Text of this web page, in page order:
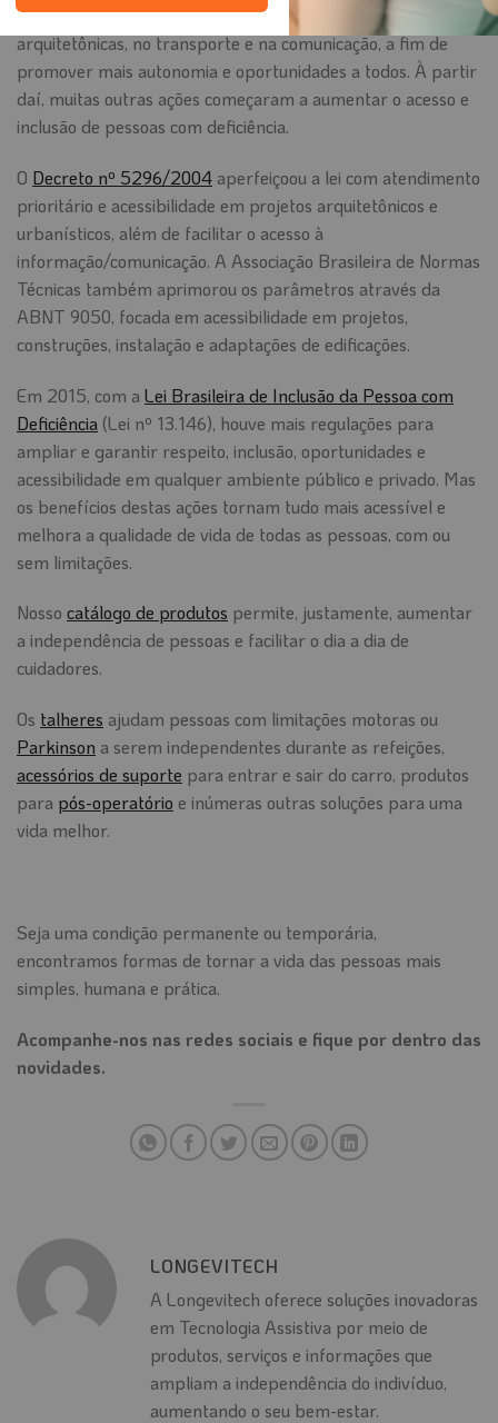
(lei nº 10.098) com objetivo de tirar barreiras urbanas,
arquitetônicas, no transporte e na comunicação, a fim de
promover mais autonomia e oportunidades a todos. À partir
daí, muitas outras ações começaram a aumentar o acesso e
inclusão de pessoas com deficiência.
O Decreto nº 5296/2004 aperfeiçoou a lei com atendimento
prioritário e acessibilidade em projetos arquitetônicos e
urbanísticos, além de facilitar o acesso à
informação/comunicação. A Associação Brasileira de Normas
Técnicas também aprimorou os parâmetros através da
ABNT 9050, focada em acessibilidade em projetos,
construções, instalação e adaptações de edificações.
Em 2015, com a Lei Brasileira de Inclusão da Pessoa com
Deficiência (Lei nº 13.146), houve mais regulações para
ampliar e garantir respeito, inclusão, oportunidades e
acessibilidade em qualquer ambiente público e privado. Mas
os benefícios destas ações tornam tudo mais acessível e
melhora a qualidade de vida de todas as pessoas, com ou
sem limitações.
Nosso catálogo de produtos permite, justamente, aumentar
a independência de pessoas e facilitar o dia a dia de
cuidadores.
Os talheres ajudam pessoas com limitações motoras ou
Parkinson a serem independentes durante as refeições,
acessórios de suporte para entrar e sair do carro, produtos
para pós-operatório e inúmeras outras soluções para uma
vida melhor.
Seja uma condição permanente ou temporária,
encontramos formas de tornar a vida das pessoas mais
simples, humana e prática.
Acompanhe-nos nas redes sociais e fique por dentro das
novidades.
LONGEVITECH
A Longevitech oferece soluções inovadoras
em Tecnologia Assistiva por meio de
produtos, serviços e informações que
ampliam a independência do indivíduo,
aumentando o seu bem-estar.